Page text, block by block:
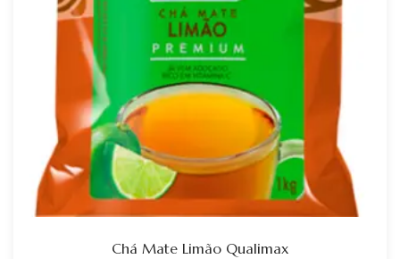
Chá Mate Limão Qualimax